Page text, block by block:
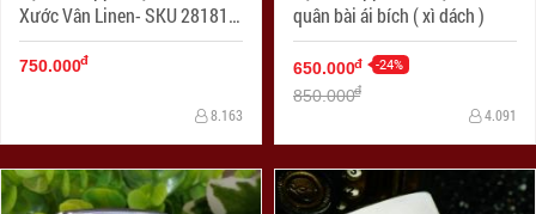
Xước Vân Linen- SKU 28181 –
Zippo Linen Weave
750.000đ
8.163
quân bài ái bích ( xì dách )
650.000đ -24%
850.000đ
4.091